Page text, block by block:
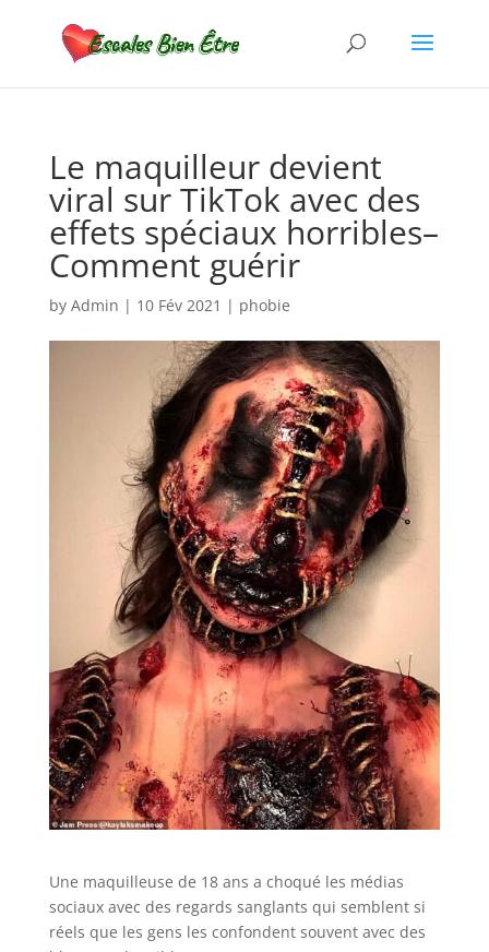
Le maquilleur devient
viral sur TikTok avec des
effets spéciaux horribles–
Comment guérir
by Admin | 10 Fév 2021 | phobie
Une maquilleuse de 18 ans a choqué les médias
sociaux avec des regards sanglants qui semblent si
réels que les gens les confondent souvent avec des